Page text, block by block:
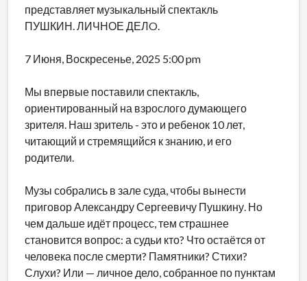
представляет музыкальный спектакль
ПУШКИН. ЛИЧНОЕ ДЕЛO.
7 Июня, Воскресенье, 2025 5:00 pm
Мы впервые поставили спектакль,
ориентированный на взрослого думающего
зрителя. Наш зритель - это и ребенок 10 лет,
читающий и стремящийся к знанию, и его
родители.
Музы собрались в зале суда, чтобы вынести
приговор Александру Сергеевичу Пушкину. Но
чем дальше идёт процесс, тем страшнее
становится вопрос: а судьи кто? Что остаётся от
человека после смерти? Памятники? Стихи?
Слухи? Или — личное дело, собранное по пунктам